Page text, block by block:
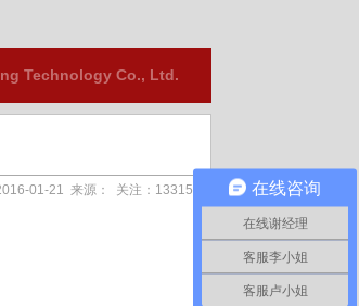
Technology Co., Ltd.
01-21 来源： 关注：13315
在线咨询
在线谢经理
客服李小姐
客服卢小姐